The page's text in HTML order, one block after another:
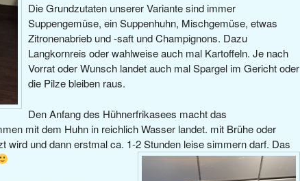
Die Grundzutaten unserer Variante sind immer
Suppengemüse, ein Suppenhuhn, Mischgemüse, etwas
Zitronenabrieb und -saft und Champignons. Dazu
Langkornreis oder wahlweise auch mal Kartoffeln. Je nach
Vorrat oder Wunsch landet auch mal Spargel im Gericht oder
die Pilze bleiben raus.
Den Anfang des Hühnerfrikasees macht das
mit dem Huhn in reichlich Wasser landet. mit Brühe oder
wird und dann erstmal ca. 1-2 Stunden leise simmern darf. Das